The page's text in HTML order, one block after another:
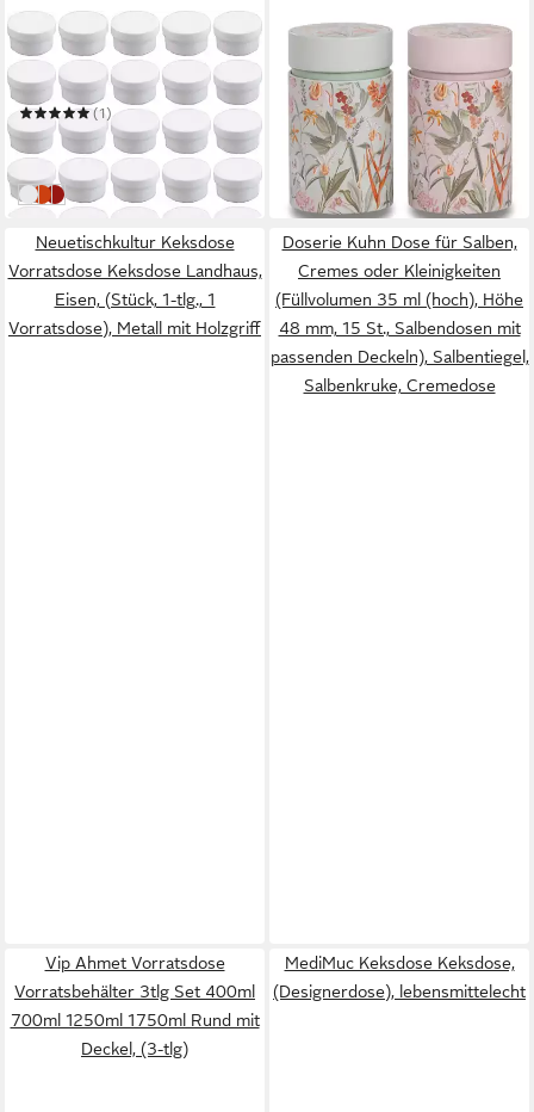
DOSERIE KUHN
Dose für Salben, Cremes
oder Kleinigkeiten
(1)
9,18 €
(0,31 €/ 1 Stk)
in 4-5 Werktagen bei dir
Deckel: weiß
Deckel: gelb, orange, rot, blau, grün
Deckel: rot
EIGENART
Motiven
22,95 €
(11,48 €/ 1 Stk)
in 3-4 Werktagen bei dir
Neuetischkultur Keksdose
Vorratsdose Keksdose Landhaus,
Eisen, (Stück, 1-tlg., 1
Vorratsdose), Metall mit Holzgriff
Doserie Kuhn Dose für Salben,
Cremes oder Kleinigkeiten
(Füllvolumen 35 ml (hoch), Höhe
48 mm, 15 St., Salbendosen mit
passenden Deckeln), Salbentiegel,
Salbenkruke, Cremedose
Vip Ahmet Vorratsdose
Vorratsbehälter 3tlg Set 400ml
700ml 1250ml 1750ml Rund mit
Deckel, (3-tlg)
MediMuc Keksdose Keksdose,
(Designerdose), lebensmittelecht